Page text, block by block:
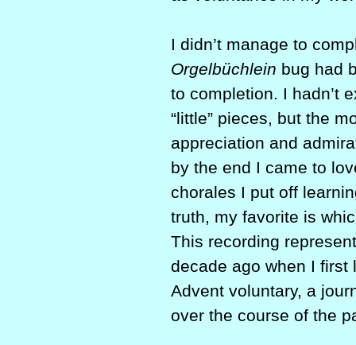
I didn’t manage to
Orgelbüchlein bug had
to completion. I hadn’t
“little” pieces, but the
appreciation and
by the end I came to
chorales I put off
truth, my favorite is
This recording
decade ago when I
Advent voluntary, a
over the course of the